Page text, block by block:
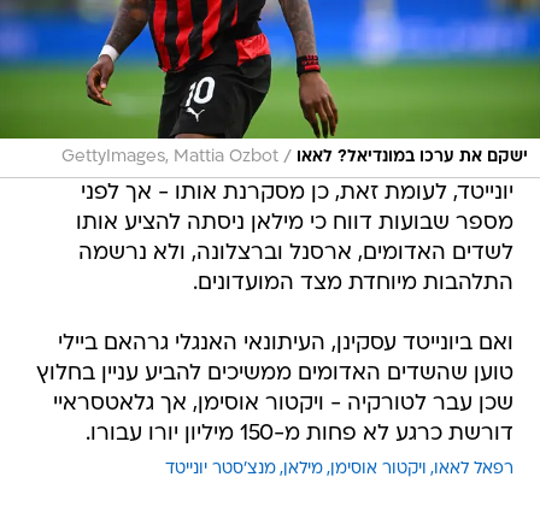
ישקם את ערכו במונדיאל? לאאו /
GettyImages, Mattia Ozbot
יונייטד, לעומת זאת, כן מסקרנת אותו - אך לפני
מספר שבועות דווח כי מילאן ניסתה להציע אותו
לשדים האדומים, ארסנל וברצלונה, ולא נרשמה
התלהבות מיוחדת מצד המועדונים.
ואם ביונייטד עסקינן, העיתונאי האנגלי גרהאם ביילי
טוען שהשדים האדומים ממשיכים להביע עניין בחלוץ
שכן עבר לטורקיה - ויקטור אוסימן, אך גלאטסראיי
דורשת כרגע לא פחות מ-150 מיליון יורו עבורו.
רפאל לאאו ויקטור אוסימן מילאן מנצ'סטר יונייטד